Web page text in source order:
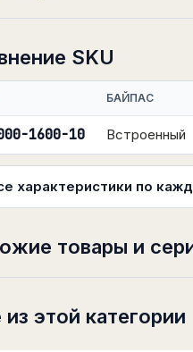
SKU
БАЙПАС
1600-10 Встроенный
характеристики по
товары и
этой категории